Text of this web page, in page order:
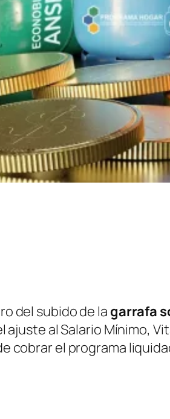
del subido de la garrafa
al Salario Mínimo,
cobrar el programa